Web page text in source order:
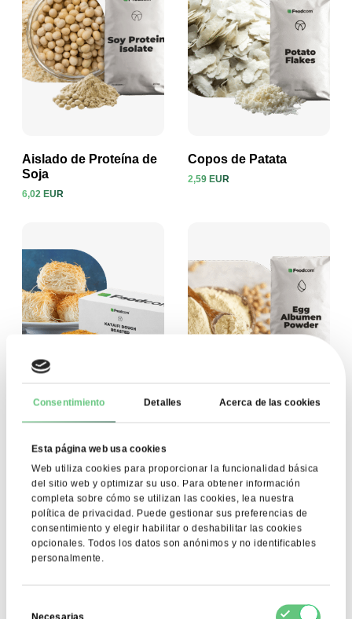
Consentimiento Detalles Acerca de las cookies
Esta página web usa cookies
Web utiliza cookies para proporcionar la funcionalidad básica
del sitio web y optimizar su uso. Para obtener información
completa sobre cómo se utilizan las cookies, lea nuestra
política de privacidad. Puede gestionar sus preferencias de
consentimiento y elegir habilitar o deshabilitar las cookies
opcionales. Todos los datos son anónimos y no identificables
personalmente.
Necesarias
Ver producto
Aislado de Proteína de
Soja
6,02 EUR
Copos de Patata
2,59 EUR
Masa Kataifi Asado